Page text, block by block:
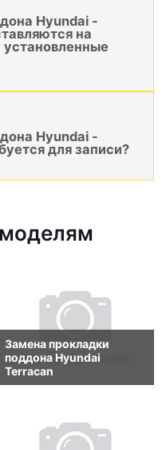
Hyundai -
на
Hyundai -
для записи?
Замена прокладки
поддона Hyundai
Terracan